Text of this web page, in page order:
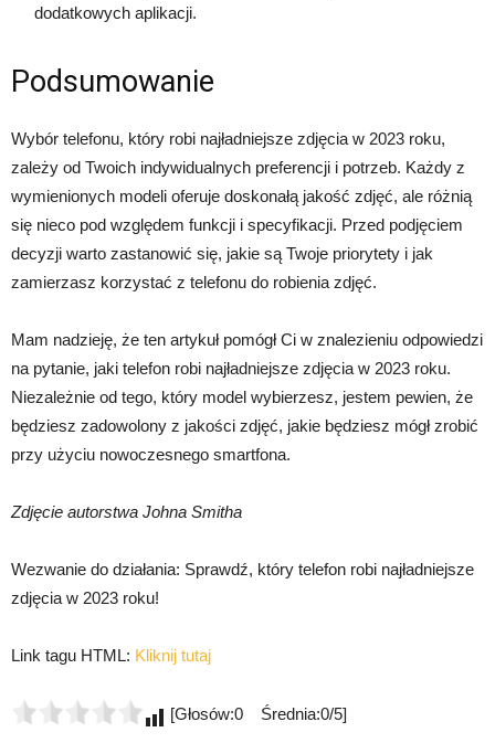
dodatkowych aplikacji.
Podsumowanie
Wybór telefonu, który robi najładniejsze zdjęcia w 2023 roku,
zależy od Twoich indywidualnych preferencji i potrzeb. Każdy z
wymienionych modeli oferuje doskonałą jakość zdjęć, ale różnią
się nieco pod względem funkcji i specyfikacji. Przed podjęciem
decyzji warto zastanowić się, jakie są Twoje priorytety i jak
zamierzasz korzystać z telefonu do robienia zdjęć.
Mam nadzieję, że ten artykuł pomógł Ci w znalezieniu odpowiedzi
na pytanie, jaki telefon robi najładniejsze zdjęcia w 2023 roku.
Niezależnie od tego, który model wybierzesz, jestem pewien, że
będziesz zadowolony z jakości zdjęć, jakie będziesz mógł zrobić
przy użyciu nowoczesnego smartfona.
Zdjęcie autorstwa Johna Smitha
Wezwanie do działania: Sprawdź, który telefon robi najładniejsze
zdjęcia w 2023 roku!
Link tagu HTML: Kliknij tutaj
[Głosów:0 Średnia:0/5]